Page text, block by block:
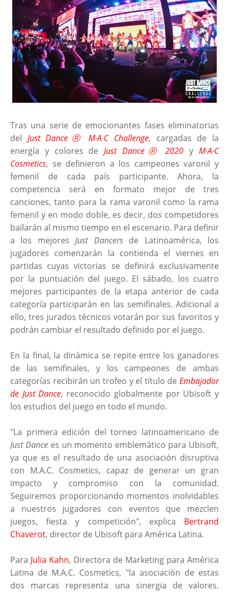
Tras una serie de emocionantes fases eliminatorias
del Just DanceⓇ M∙A∙C Challenge, cargadas de la
energía y colores deJust DanceⓇ 2020 yM∙A∙C
Cosmetics, se definieron a los campeones varonil y
femenil de cada país participante. Ahora, la
competencia será en formato mejor de tres
canciones, tanto para la rama varonil como la rama
femenil y en modo doble, es decir, dos competidores
bailarán al mismo tiempo en el escenario. Para definir
a los mejoresJust Dancersde Latinoamérica, los
jugadores comenzarán la contienda el viernes en
partidas cuyas victorias se definirá exclusivamente
por la puntuación del juego. El sábado, los cuatro
mejores participantes de la etapa anterior de cada
categoría participarán en las semifinales. Adicional a
ello, tres jurados técnicos votarán por sus favoritos y
podrán cambiar el resultado definido por el juego.
En la final, la dinámica se repite entre los ganadores
de las semifinales, y los campeones de ambas
categorías recibirán un trofeo y el título de Embajador
de Just Dance, reconocido globalmente por Ubisoft y
los estudios del juego en todo el mundo.
"La primera edición del torneo latinoamericano de
Just Dance es un momento emblemático para Ubisoft,
ya que es el resultado de una asociación disruptiva
con M.A.C. Cosmetics, capaz de generar un gran
impacto y compromiso con la comunidad.
Seguiremos proporcionando momentos inolvidables
a nuestros jugadores con eventos que mezclen
juegos, fiesta y competición", explica Bertrand
Chaverot, director de Ubisoft para América Latina.
Para Julia Kahn, Directora de Marketing para América
Latina de M.A.C. Cosmetics, "la asociación de estas
dos marcas representa una sinergia de valores.